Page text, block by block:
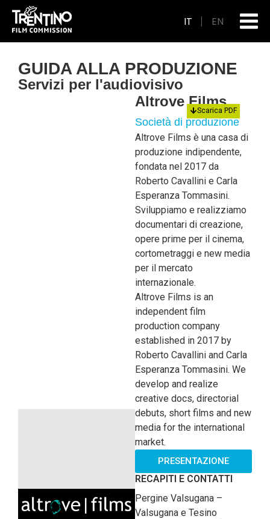
IT EN
GUIDA ALLA PRODUZIONE
Servizi per l'audiovisivo
Scarica PDF
Altrove Films
Società di produzione
Altrove Films è una casa di
produzione indipendente,
fondata nel 2017 da
Roberto Cavallini e Carla
Esperanza Tommasini.
Sviluppiamo e realizziamo
documentari di creazione,
opere prime per il cinema,
cortometraggi e new media
per il mercato
internazionale.
Altrove Films is an
independent film
production company
established in 2017 by
Roberto Cavallini and Carla
Esperanza Tommasini. We
develop and realize
creative docs, directorial
debuts, short films and new
media for the international
market.
PRESENTAZIONE
RECAPITI E CONTATTI
Pergine Valsugana –
Valsugana e Tesino